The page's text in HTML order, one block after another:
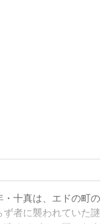
十真は、エドの町の
者に襲われていた謎